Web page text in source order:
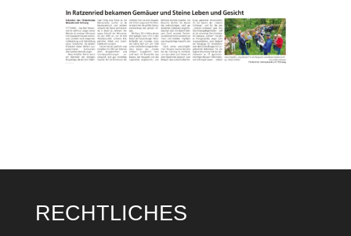
RECHTLICHES